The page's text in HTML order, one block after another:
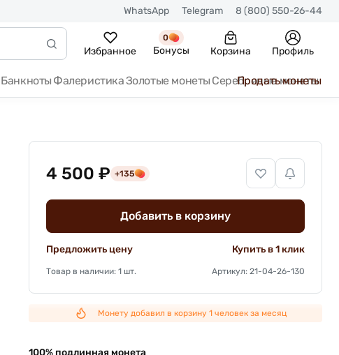
WhatsApp Telegram 8 (800) 550-26-44
Избранное
0
Бонусы Корзина Профиль
Банкноты ФалеристикаЗолотые монеты Серебряные монеты
Продать монеты
4 500 ₽ +135
Добавить в корзину
Предложить цену Купить в 1 клик
Товар в наличии: 1 шт. Артикул: 21-04-26-130
Монету добавил в корзину 1 человек за месяц
100% подлинная монета